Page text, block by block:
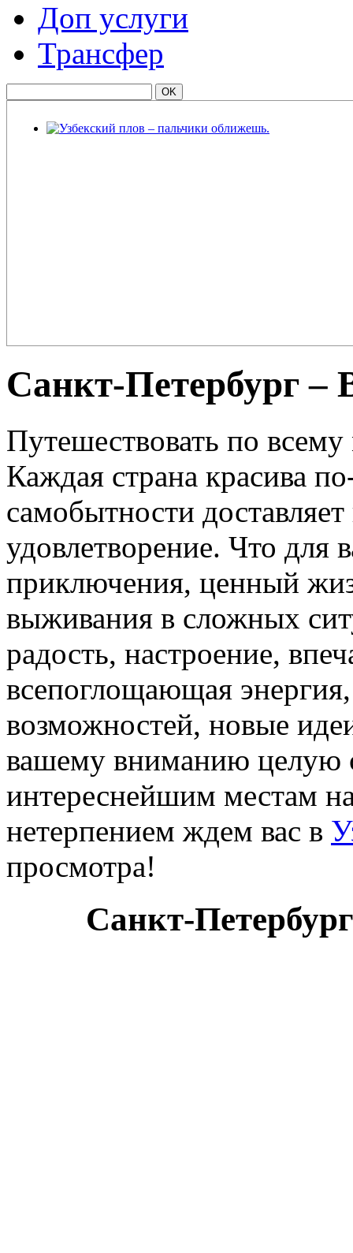
Доп услуги
Трансфер
Санкт-Петербург –
Путешествовать по всему
Каждая страна красива
самобытности
удовлетворение. Что для
приключения, ценный
выживания в сложных
радость, настроение,
всепоглощающая
возможностей, новые
вашему вниманию целую
интереснейшим местам
нетерпением ждем вас в
просмотра!
Санкт-